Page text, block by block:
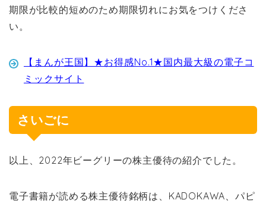
期限が比較的短めのため期限切れにお気をつけくださ
い。
【まんが王国】★お得感No.1★国内最大級の電子コ
ミックサイト
さいごに
以上、2022年ビーグリーの株主優待の紹介でした。
電子書籍が読める株主優待銘柄は、KADOKAWA、パピ